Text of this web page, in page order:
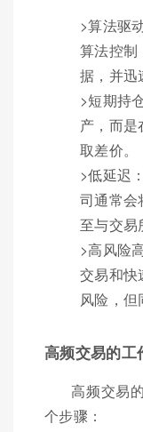
>算法驱
算法控制
据，并迅
>短期持
产，而
取差价。
>低延迟
司通常会
至与交易
>高风险
交易和快
风险，但
高频交易的工
高频交易
个步骤：